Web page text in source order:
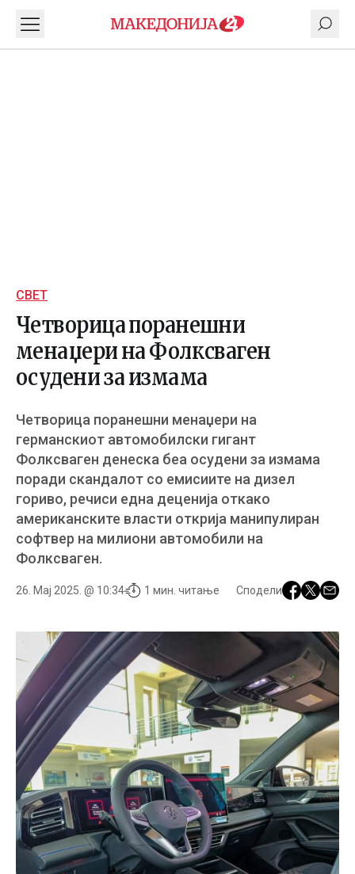
СВЕТ
Четворица поранешни
менаџери на Фолксваген
осудени за измама
Четворица поранешни менаџери на
германскиот автомобилски гигант
Фолксваген денеска беа осудени за измама
поради скандалот со емисиите на дизел
гориво, речиси една деценија откако
американските власти открија манипулиран
софтвер на милиони автомобили на
Фолксваген.
26. Мај 2025. @ 10:34 1 мин. читање Сподели